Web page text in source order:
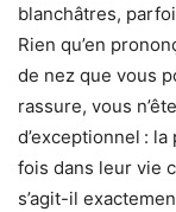
blanchâtres,
Rien qu’en
de nez que vous
rassure, vous
d’exceptionnel :
fois dans leur vie
s’agit-il